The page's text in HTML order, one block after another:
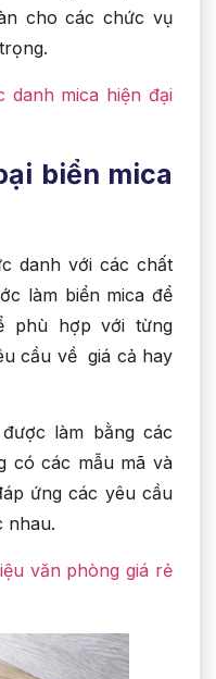
cho các chức vụ
danh mica hiện đại
biển mica
danh với các chất
làm biển mica để
phù hợp với từng
cầu về giá cả hay
làm bằng các
có các mẫu mã và
ứng các yêu cầu
nhau.
văn phòng giá rẻ